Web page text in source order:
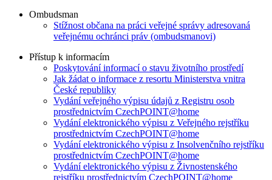
Ombudsman
Stížnost občana na práci veřejné správy adresovaná
veřejnému ochránci práv (ombudsmanovi)
Přístup k informacím
Poskytování informací o stavu životního prostředí
Jak žádat o informace z resortu Ministerstva vnitra
České republiky
Vydání veřejného výpisu údajů z Registru osob
prostřednictvím CzechPOINT@home
Vydání elektronického výpisu z Veřejného rejstříku
prostřednictvím CzechPOINT@home
Vydání elektronického výpisu z Insolvenčního rejstříku
prostřednictvím CzechPOINT@home
Vydání elektronického výpisu z Živnostenského
rejstříku prostřednictvím CzechPOINT@home